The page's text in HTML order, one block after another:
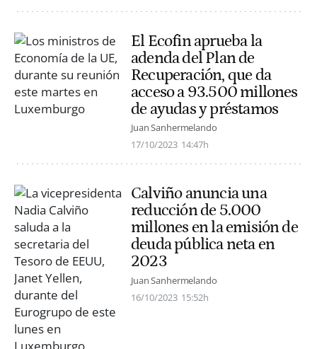
El Ecofin aprueba la
adenda del Plan de
Recuperación, que da
acceso a 93.500 millones
de ayudas y préstamos
Juan Sanhermelando
17/10/2023 14:47h
Calviño anuncia una
reducción de 5.000
millones en la emisión de
deuda pública neta en
2023
Juan Sanhermelando
16/10/2023 15:52h